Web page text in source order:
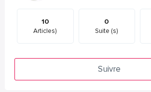
10
Articles)
0
Suite (s)
Suivre